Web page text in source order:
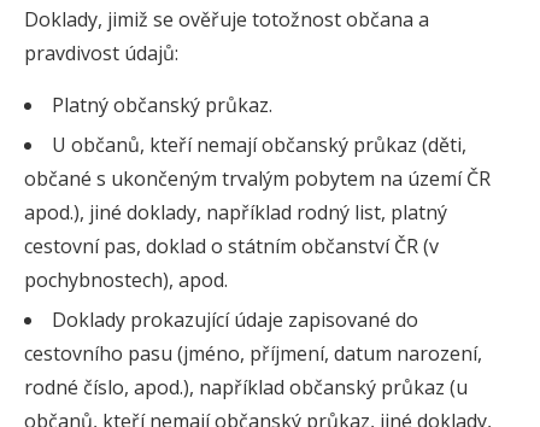
Doklady, jimiž se ověřuje totožnost občana a
pravdivost údajů:
Platný občanský průkaz.
U občanů, kteří nemají občanský průkaz (děti,
občané s ukončeným trvalým pobytem na území ČR
apod.), jiné doklady, například rodný list, platný
cestovní pas, doklad o státním občanství ČR (v
pochybnostech), apod.
Doklady prokazující údaje zapisované do
cestovního pasu (jméno, příjmení, datum narození,
rodné číslo, apod.), například občanský průkaz (u
občanů, kteří nemají občanský průkaz, jiné doklady,